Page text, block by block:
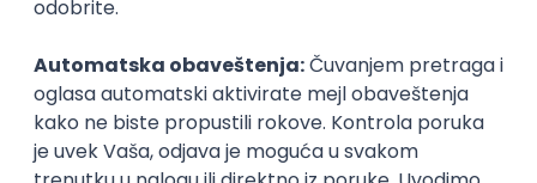
Okupljamo IT zajednicu, podižemo
transparentnost domaćeg IT tržišta rada i
efikasno spajamo kandidate i poslodavce.